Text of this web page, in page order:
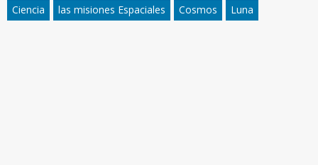
Ciencia las misiones Espaciales Cosmos Luna